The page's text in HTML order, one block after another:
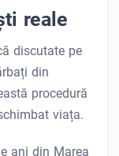
reale
discutate pe
din
procedură
viața.
ani din Marea